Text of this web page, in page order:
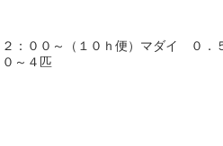
：００～（１０ｈ便）マダイ ０．
～４匹